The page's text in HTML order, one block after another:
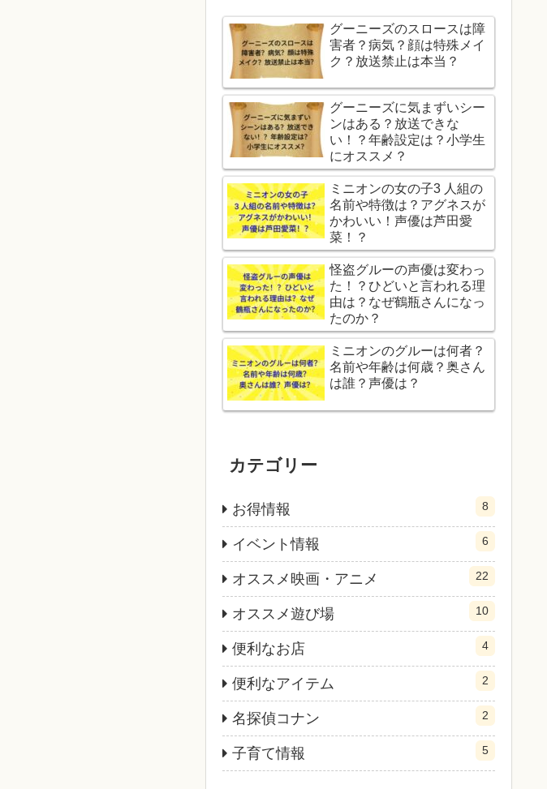
グーニーズのスロースは障
害者？病気？顔は特殊メイ
ク？放送禁止は本当？
グーニーズに気まずいシー
ンはある？放送できな
い！？年齢設定は？小学生
にオススメ？
ミニオンの女の子3 人組の
名前や特徴は？アグネスが
かわいい！声優は芦田愛
菜！？
怪盗グルーの声優は変わっ
た！？ひどいと言われる理
由は？なぜ鶴瓶さんになっ
たのか？
ミニオンのグルーは何者？
名前や年齢は何歳？奥さん
は誰？声優は？
カテゴリー
お得情報 8
イベント情報 6
オススメ映画・アニメ 22
オススメ遊び場 10
便利なお店 4
便利なアイテム 2
名探偵コナン 2
子育て情報 5